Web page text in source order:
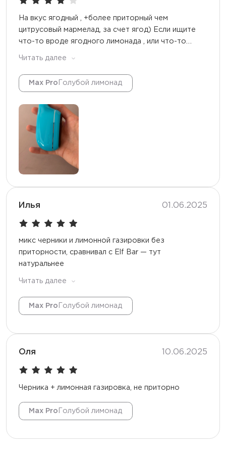
На вкус ягодный , +более приторный чем
цитрусовый мармелад, за счет ягод) Если ищите
что-то вроде ягодного лимонада , или что-то
Читать далее
Max Pro Голубой лимонад
Илья 01.06.2025
микс черники и лимонной газировки без
приторности, сравнивал с Elf Bar — тут
натуральнее
Читать далее
Max Pro Голубой лимонад
Оля 10.06.2025
Черника + лимонная газировка, не приторно
Max Pro Голубой лимонад